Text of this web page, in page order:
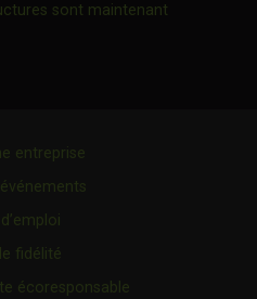
sont maintenant
dans une nouvelle fenêtre"
s'ouvrira dans une nouvelle
entreprise
fidélité
écoresponsable